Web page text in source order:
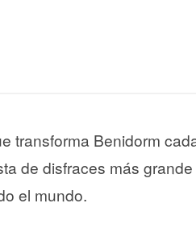
transforma Benidorm
de disfraces más
el mundo.